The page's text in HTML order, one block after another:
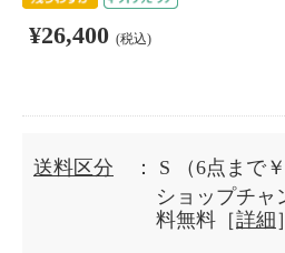
¥26,400 (税込)
送料区分 ： S
（6点まで￥
ショップチャ
料無料［詳細 ］